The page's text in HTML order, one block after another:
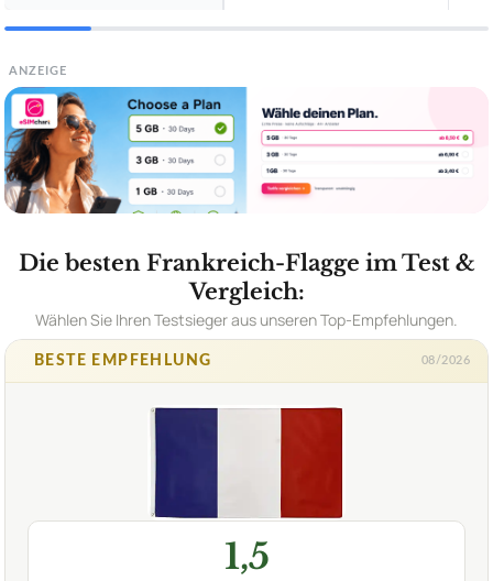
ANZEIGE
Die besten Frankreich-Flagge im Test &
Vergleich:
Wählen Sie Ihren Testsieger aus unseren Top-Empfehlungen.
BESTE EMPFEHLUNG 08/2026
1,5